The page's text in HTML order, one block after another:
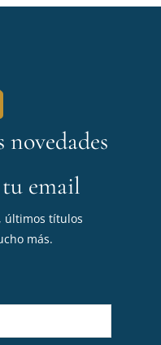
novedades
email
últimos títulos
más.